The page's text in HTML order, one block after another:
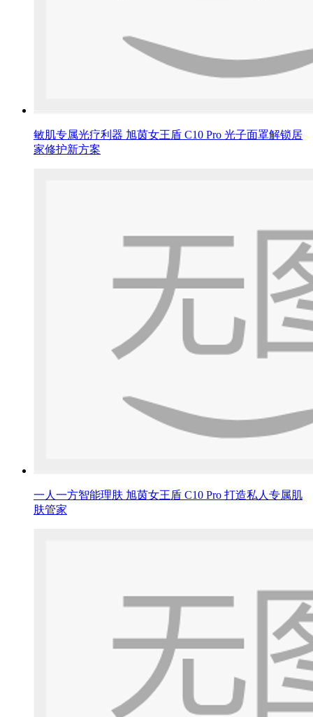
敏肌专属光疗利器 旭茵女王盾 C10 Pro 光子面罩解锁居
家修护新方案
一人一方智能理肤 旭茵女王盾 C10 Pro 打造私人专属肌
肤管家